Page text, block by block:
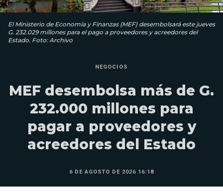
El Ministerio de Economía y Finanzas (MEF) desembolsará este jueves
G. 232.029 millones para el pago a proveedores y acreedores del
Estado. Foto: Archivo
NEGOCIOS
MEF desembolsa más de G.
232.000 millones para
pagar a proveedores y
acreedores del Estado
6 DE AGOSTO DE 2026 16:18